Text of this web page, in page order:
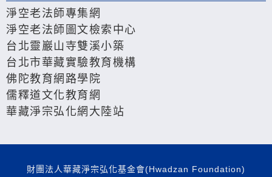
淨空老法師專集網
淨空老法師圖文檢索中心
台北靈巖山寺雙溪小築
台北市華藏實驗教育機構
佛陀教育網路學院
儒釋道文化教育網
華藏淨宗弘化網大陸站
財團法人華藏淨宗弘化基金會(Hwadzan Foundation)